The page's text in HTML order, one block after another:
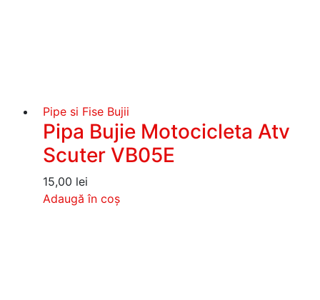
Pipe si Fise Bujii
Pipa Bujie Motocicleta Atv
Scuter VB05E
15,00 lei
Adaugă în coș